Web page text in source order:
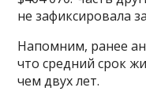
не зафиксировала
Напомним, ранее
что средний срок
чем двух лет.